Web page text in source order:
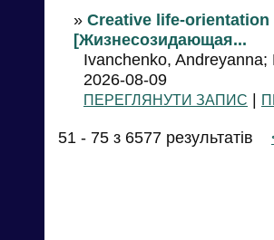
» Creative life-
[Жизнесозидающая...
Ivanchenko,
2026-08-09
ПЕРЕГЛЯНУТИ ЗАПИС |
51 - 75 з 6577 результатів